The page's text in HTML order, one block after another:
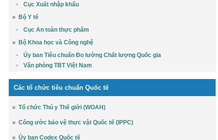
Cục Xuất nhập khẩu
Bộ Y tế
Cục An toàn thực phẩm
Bộ Khoa học và Công nghệ
Ủy ban Tiêu chuẩn Đo lường Chất lượng Quốc gia
Văn phòng TBT Việt Nam
Các tổ chức tiêu chuẩn Quốc tế
Tổ chức Thú y Thế giới (WOAH)
Công ước bảo vệ thực vật Quốc tế (IPPC)
Ủy ban Codex Quốc tế